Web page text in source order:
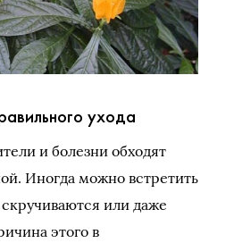
ухода
и болезни обходят
Иногда можно встретить
или даже
этого в